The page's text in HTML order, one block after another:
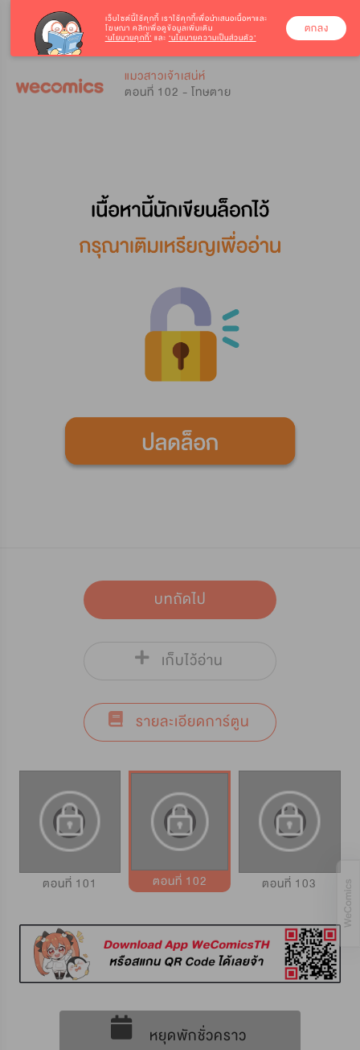
แมวสาวเจ้าเสน่ห์
ตอนที่ 102 - โทษตาย
บทถัดไป
เก็บไว้อ่าน
รายละเอียดการ์ตูน
ตอนที่ 101 ตอนที่ 102 ตอนที่ 103
หยุดพักชั่วคราว
เว็บไซต์นี้ใช้คุกกี้ เราใช้คุกกี้เพื่อนำเสนอเนื้อหาและ
โฆษณา คลิกเพื่อดูข้อมูลเพิ่มเติม
‘นโยบายคุกกี้’ และ ‘นโยบายความเป็นส่วนตัว’
ตกลง